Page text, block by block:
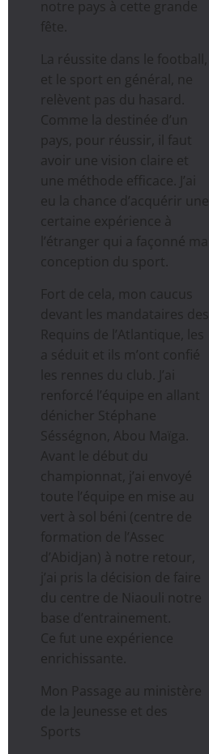
notre pays à cette grande
fête.
La réussite dans le football,
et le sport en général, ne
relèvent pas du hasard.
Comme la destinée d’un
pays, pour réussir, il faut
avoir une vision claire et
une méthode efficace. J’ai
eu la chance d’acquérir une
certaine expérience à
l’étranger qui a façonné ma
conception du sport.
Fort de cela, mon caucus
devant les mandataires des
Requins de l’Atlantique, les
a séduit et ils m’ont confié
les rennes du club. J’ai
renforcé l’équipe en allant
dénicher Stéphane
Sésségnon, Abou Maïga.
Avant le début du
championnat, j’ai envoyé
toute l’équipe en mise au
vert à sol béni (centre de
formation de l’Assec
d’Abidjan) à notre retour,
j’ai pris la décision de faire
du centre de Niaouli notre
base d’entrainement.
Ce fut une expérience
enrichissante.
Mon Passage au ministère
de la Jeunesse et des
Sports